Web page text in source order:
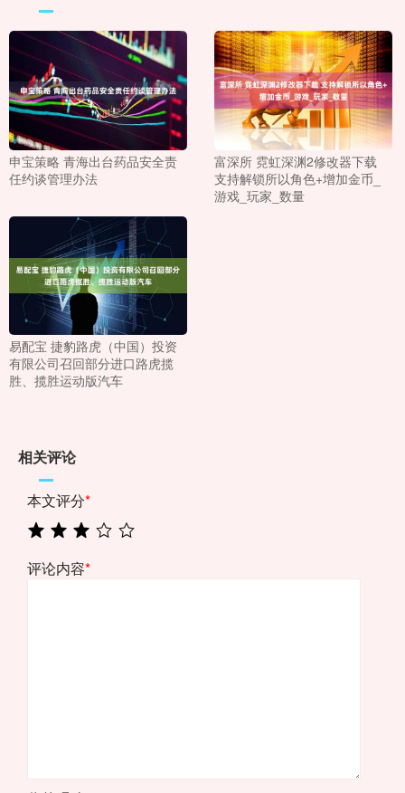
申宝策略 青海出台药品安全责
任约谈管理办法
富深所 霓虹深渊2修改器下载
支持解锁所以角色+增加金币_
游戏_玩家_数量
易配宝 捷豹路虎（中国）投资
有限公司召回部分进口路虎揽
胜、揽胜运动版汽车
相关评论
本文评分*
评论内容*